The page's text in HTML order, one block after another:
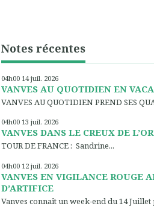
Notes récentes
04h00 14 juil. 2026
VANVES AU QUOTIDIEN EN
VANVES AU QUOTIDIEN PREND SES
04h00 13 juil. 2026
VANVES DANS LE CREUX DE
TOUR DE FRANCE : Sandrine...
04h00 12 juil. 2026
VANVES EN VIGILANCE ROUGE
D’ARTIFICE
Vanves connaît un week-end du 14